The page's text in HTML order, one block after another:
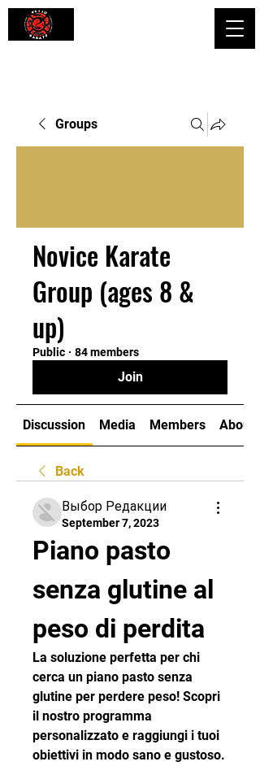
Groups
Novice Karate
Group (ages 8 &
up)
Public · 84 members
Join
Discussion Media Members About
Back
Выбор Редакции
September 7, 2023
Piano pasto
senza glutine al
peso di perdita
La soluzione perfetta per chi
cerca un piano pasto senza
glutine per perdere peso! Scopri
il nostro programma
personalizzato e raggiungi i tuoi
obiettivi in modo sano e gustoso.